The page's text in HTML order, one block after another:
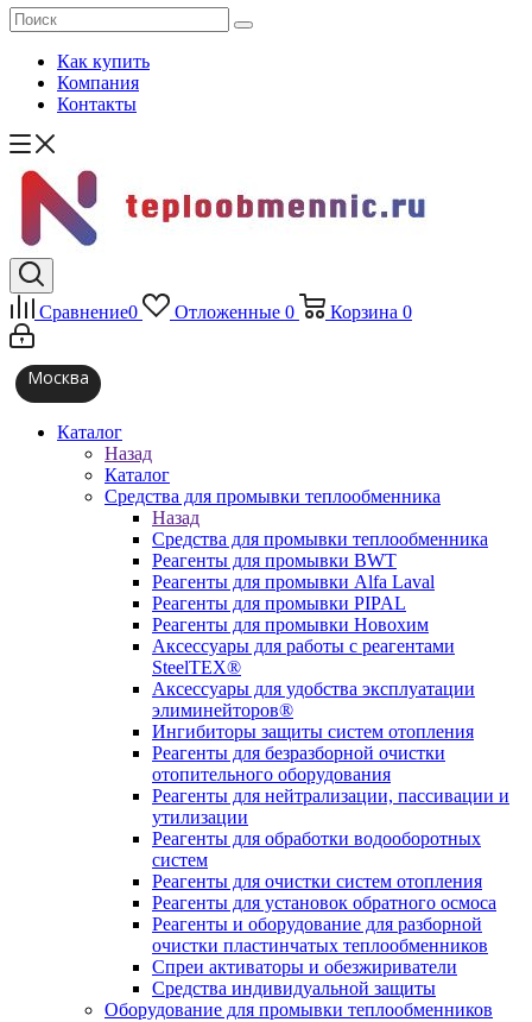
Как купить
Компания
Контакты
Сравнение0 Отложенные 0 Корзина 0
Москва
Каталог
Назад
Каталог
Средства для промывки теплообменника
Назад
Средства для промывки теплообменника
Реагенты для промывки BWT
Реагенты для промывки Alfa Laval
Реагенты для промывки PIPAL
Реагенты для промывки Новохим
Аксессуары для работы с реагентами
SteelTEX®
Аксессуары для удобства эксплуатации
элиминейторов®
Ингибиторы защиты систем отопления
Реагенты для безразборной очистки
отопительного оборудования
Реагенты для нейтрализации, пассивации и
утилизации
Реагенты для обработки водооборотных
систем
Реагенты для очистки систем отопления
Реагенты для установок обратного осмоса
Реагенты и оборудование для разборной
очистки пластинчатых теплообменников
Спреи активаторы и обезжириватели
Средства индивидуальной защиты
Оборудование для промывки теплообменников